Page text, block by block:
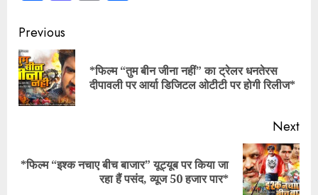
Continue
Reading
Previous
*फिल्म “तुम बीन जीना नहीं” का ट्रेलर धनतेरस
दीपावली पर आर्या डिजिटल ओटीटी पर होगी रिलीज*
Next
Next
*फिल्म “इश्क नचाए बीच बाजार” यूट्यूब पर किया जा
रहा हैं पसंद, व्यूज 50 हजार पार*